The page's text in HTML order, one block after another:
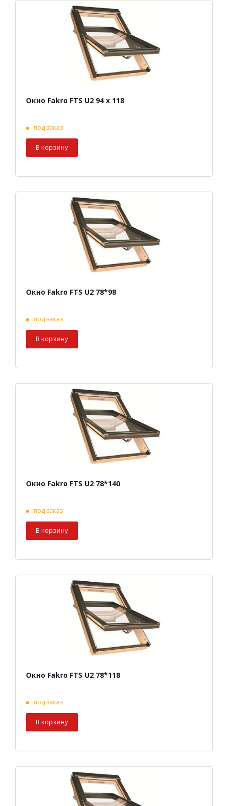
Окно Fakro FTS U2 94 х 118
под заказ
В корзину
Окно Fakro FTS U2 78*98
под заказ
В корзину
Окно Fakro FTS U2 78*140
под заказ
В корзину
Окно Fakro FTS U2 78*118
под заказ
В корзину